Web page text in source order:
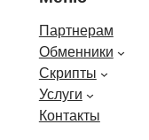
Партнерам
Обменники
Скрипты
Услуги
Контакты